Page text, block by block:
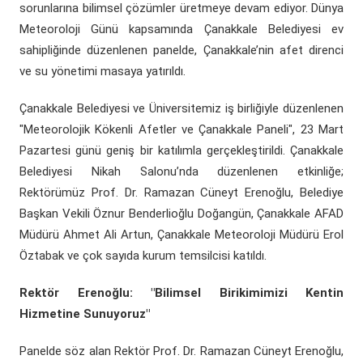
sorunlarına bilimsel çözümler üretmeye devam ediyor. Dünya
Meteoroloji Günü kapsamında Çanakkale Belediyesi ev
sahipliğinde düzenlenen panelde, Çanakkale’nin afet direnci
ve su yönetimi masaya yatırıldı.
Çanakkale Belediyesi ve Üniversitemiz iş birliğiyle düzenlenen
"Meteorolojik Kökenli Afetler ve Çanakkale Paneli", 23 Mart
Pazartesi günü geniş bir katılımla gerçekleştirildi. Çanakkale
Belediyesi Nikah Salonu’nda düzenlenen etkinliğe;
Rektörümüz Prof. Dr. Ramazan Cüneyt Erenoğlu, Belediye
Başkan Vekili Öznur Benderlioğlu Doğangün, Çanakkale AFAD
Müdürü Ahmet Ali Artun, Çanakkale Meteoroloji Müdürü Erol
Öztabak ve çok sayıda kurum temsilcisi katıldı.
Rektör Erenoğlu: "Bilimsel Birikimimizi Kentin
Hizmetine Sunuyoruz"
Panelde söz alan Rektör Prof. Dr. Ramazan Cüneyt Erenoğlu,
(yeni sekmede açılır)
Çanakkale Teknopark (yeni sekmede açılır)
Proje Destek Ofisi
Etik Kurulları